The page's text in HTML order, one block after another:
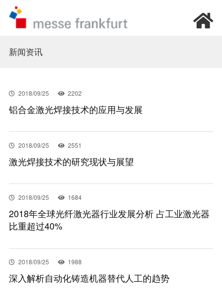
首页
我要参展
新闻资讯
加入我们
关于我们
新闻资讯
2018/09/25 2202
铝合金激光焊接技术的应用与发展
2018/09/25 2551
激光焊接技术的研究现状与展望
2018/09/25 1684
2018年全球光纤激光器行业发展分析 占工业激光器
比重超过40%
2018/09/25 1988
深入解析自动化铸造机器替代人工的趋势